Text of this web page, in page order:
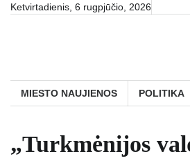
SkipKetvirtadienis, 6 rugpjūčio, 2026
MIESTO NAUJIENOS POLITIKA
„Turkmėnijos